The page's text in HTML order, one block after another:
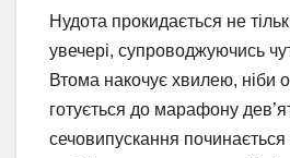
Нудота прокидається не
увечері, супроводжуючись
Втома накочує хвилею, ніби
готується до марафону
сечовипускання